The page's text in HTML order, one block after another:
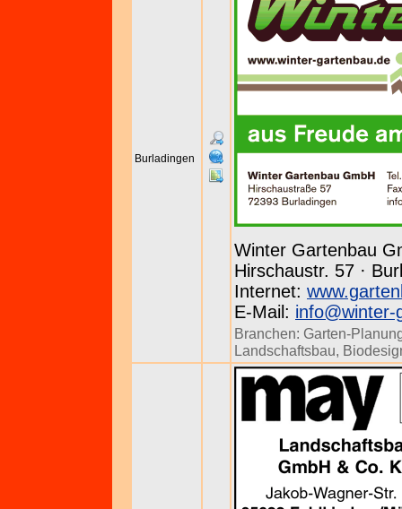
Burladingen
Winter Gartenbau
Hirschaustr. 57 ·
Internet:
E-Mail:
Branchen: Garten-
Landschaftsbau,